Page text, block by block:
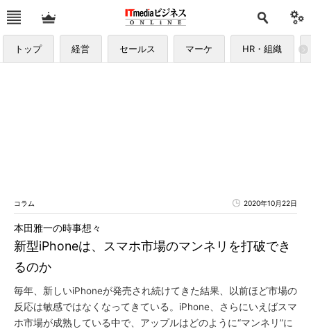
トップ 経営 セールス マーケ HR・組織
コラム 2020年10月22日
新型iPhoneは、スマホ市場のマンネリを打破でき
るのか
本田雅一の時事想々
毎年、新しいiPhoneが発売され続けてきた結果、以前ほど市場の
反応は敏感ではなくなってきている。iPhone、さらにいえばスマ
ホ市場が成熟している中で、アップルはどのように“マンネリ”に